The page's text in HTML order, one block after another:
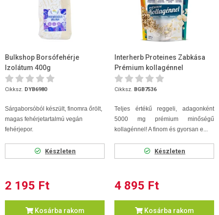
Bulkshop Borsófehérje
Izolátum 400g
Cikksz. DYB6980
Sárgaborsóból készült, finomra őrölt,
magas fehérjetartalmú vegán
fehérjepor.
Készleten
2 195 Ft
Kosárba rakom
Interherb Proteines Zabkása
Prémium kollagénnel
(Fehércsoki ízű) 1000g
Cikksz. BGB7536
Teljes értékű reggeli, adagonként
5000 mg prémium minőségű
kollagénnel! A finom és gyorsan e...
Készleten
4 895 Ft
Kosárba rakom